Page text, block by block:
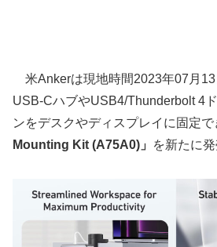
米Ankerは現地時間2023年07月13
USB-CハブやUSB4/Thunderbolt 4
ンをデスクやディスプレイに固定で
Mounting Kit (A75A0)」
を新たに発